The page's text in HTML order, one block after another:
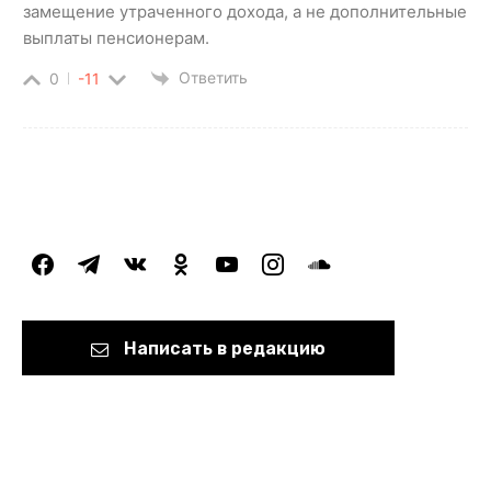
замещение утраченного дохода, а не дополнительные
выплаты пенсионерам.
0 -11 Ответить
facebooktelegramvkontakteodnoklassniki
youtubeinstagramsoundcloud
Написать в редакцию